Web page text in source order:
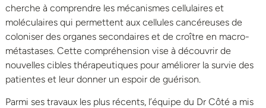
cherche à comprendre les mécanismes cellulaires et
moléculaires qui permettent aux cellules cancéreuses de
coloniser des organes secondaires et de croître en macro-
métastases. Cette compréhension vise à découvrir de
nouvelles cibles thérapeutiques pour améliorer la survie des
patientes et leur donner un espoir de guérison.
Parmi ses travaux les plus récents, l’équipe du Dr Côté a mis